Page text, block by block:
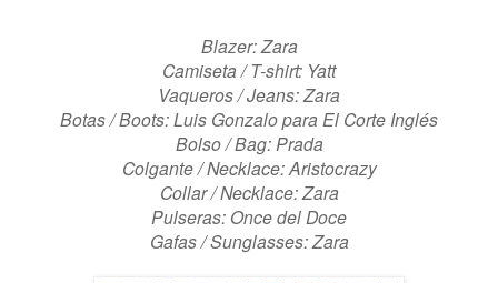
Blazer: Zara
Camiseta / T-shirt: Yatt
Vaqueros / Jeans: Zara
Botas / Boots: Luis Gonzalo para El Corte Inglés
Bolso / Bag: Prada
Colgante / Necklace: Aristocrazy
Collar / Necklace: Zara
Pulseras: Once del Doce
Gafas / Sunglasses: Zara